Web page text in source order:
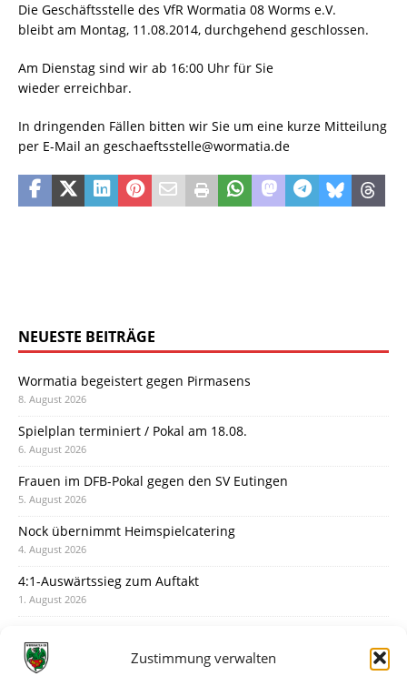
Zustimmung verwalten
Die Geschäftsstelle des VfR Wormatia 08 Worms e.V.
bleibt am Montag, 11.08.2014, durchgehend geschlossen.
Am Dienstag sind wir ab 16:00 Uhr für Sie
wieder erreichbar.
In dringenden Fällen bitten wir Sie um eine kurze Mitteilung
per E-Mail an geschaeftsstelle@wormatia.de
NEUESTE BEITRÄGE
Wormatia begeistert gegen Pirmasens
8. August 2026
Spielplan terminiert / Pokal am 18.08.
6. August 2026
Frauen im DFB-Pokal gegen den SV Eutingen
5. August 2026
Nock übernimmt Heimspielcatering
4. August 2026
4:1-Auswärtssieg zum Auftakt
1. August 2026
31. Juli 2026